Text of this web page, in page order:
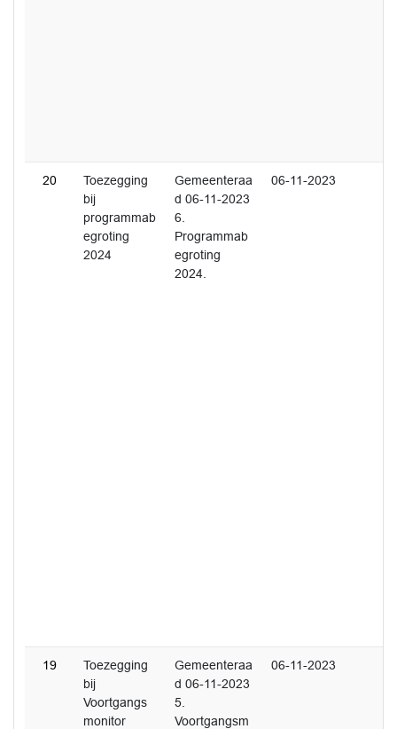
20
Toezegging
bij
programmab
egroting
2024
Gemeenteraa
d 06-11-2023
6.
Programmab
egroting
2024.
06-11-2023
19
Toezegging
bij
Voortgangs
monitor
Gemeenteraa
d 06-11-2023
5.
Voortgangsm
06-11-2023